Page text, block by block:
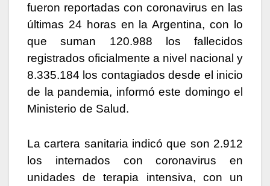
k
er
fueron reportadas con coronavirus en las
últimas 24 horas en la Argentina, con lo
que suman 120.988 los fallecidos
registrados oficialmente a nivel nacional y
8.335.184 los contagiados desde el inicio
de la pandemia, informó este domingo el
Ministerio de Salud.
La cartera sanitaria indicó que son 2.912
los internados con coronavirus en
unidades de terapia intensiva, con un